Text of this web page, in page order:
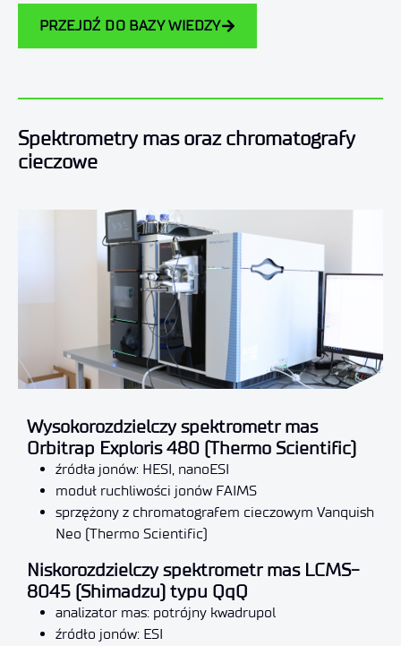
PRZEJDŹ DO BAZY WIEDZY
Spektrometry mas oraz chromatografy
cieczowe
Wysokorozdzielczy spektrometr mas
Orbitrap Exploris 480 (Thermo Scientific)
źródła jonów: HESI, nanoESI
moduł ruchliwości jonów FAIMS
sprzężony z chromatografem cieczowym Vanquish
Neo (Thermo Scientific)
Niskorozdzielczy spektrometr mas LCMS-
8045 (Shimadzu) typu QqQ
analizator mas: potrójny kwadrupol
źródło jonów: ESI